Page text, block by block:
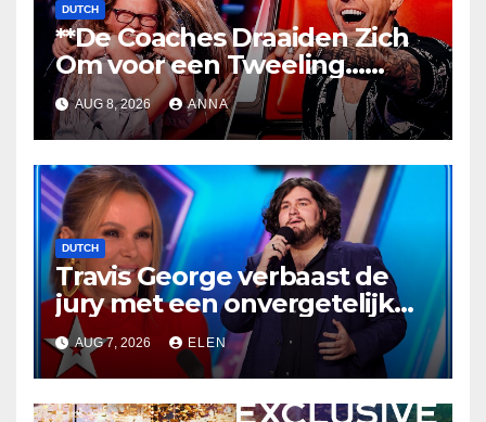
DUTCH
**De Coaches Draaiden Zich
Om voor een Tweeling…
Toen Veranderde Alles!
**AUG 8, 2026 ANNA
DUTCH
Travis George verbaast de
jury met een onvergetelijk
optreden
AUG 7, 2026 ELEN